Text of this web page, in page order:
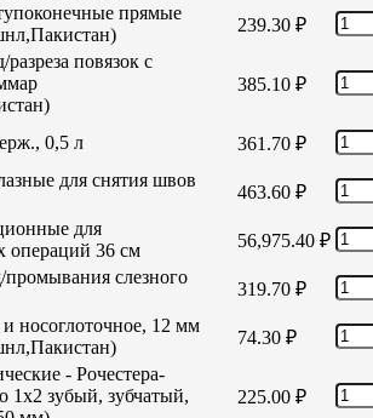
прямые
239.30 ₽
повязок с
385.10 ₽
0,5 л 361.70 ₽
для снятия швов
463.60 ₽
для
операций 36 см
56,975.40 ₽
слезного
319.70 ₽
и носоглоточное, 12 мм
74.30 ₽
- Рочестера-
1х2 зубый, зубчатый,
225.00 ₽